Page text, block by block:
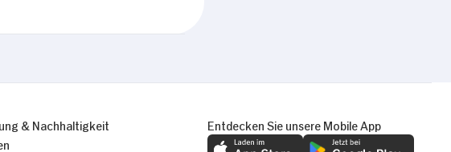
& Nachhaltigkeit
Entdecken Sie unsere Mobile App